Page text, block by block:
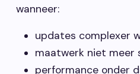
wanneer:
updates complexer
maatwerk niet meer
performance onder